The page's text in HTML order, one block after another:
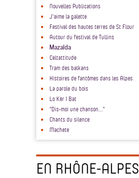
Nouvelles Publications
J'aime la galette
Festival des hautes terres de St Flour
Autour du festival de Tullins
Mazalda
Celtattitude
Tram des balkans
Histoires de fantômes dans les Alpes
La parole du bois
Lo Kèr I Bat
"Dis-moi une chanson..."
Chants du silence
Machete
EN RHÔNE-ALPES